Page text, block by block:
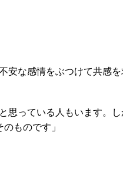
な感情をぶつけて共感を
思っている人もいます。
ものです」